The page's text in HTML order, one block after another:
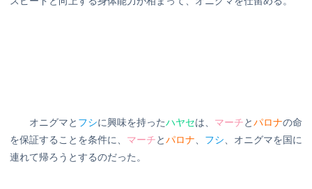
オニグマと フシに興味を持ったハヤセは、 マーチとパロナの命
を保証することを条件に、 マーチとパロナ フシ 、オニグマを国に
連れて帰ろうとするのだった。